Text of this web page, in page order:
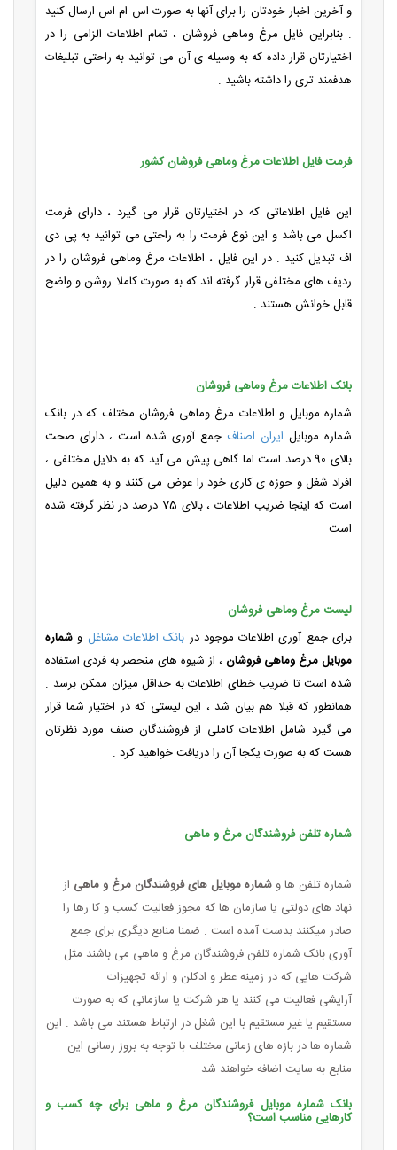
و آخرین اخبار خودتان را برای آنها به صورت اس ام اس ارسال کنید
. بنابراین فایل مرغ وماهی فروشان ، تمام اطلاعات الزامی را در
اختیارتان قرار داده که به وسیله ی آن می توانید به راحتی تبلیغات
هدفمند تری را داشته باشید .
فرمت فایل اطلاعات مرغ وماهی فروشان کشور
این فایل اطلاعاتی که در اختیارتان قرار می گیرد ، دارای فرمت
اکسل می باشد و این نوع فرمت را به راحتی می توانید به پی دی
اف تبدیل کنید . در این فایل ، اطلاعات مرغ وماهی فروشان را در
ردیف های مختلفی قرار گرفته اند که به صورت کاملا روشن و واضح
قابل خوانش هستند .
بانک اطلاعات مرغ وماهی فروشان
شماره موبایل و اطلاعات مرغ وماهی فروشان مختلف که در بانک
شماره موبایل ایران اصناف جمع آوری شده است ، دارای صحت
بالای 90 درصد است اما گاهی پیش می آید که به دلایل مختلفی ،
افراد شغل و حوزه ی کاری خود را عوض می کنند و به همین دلیل
است که اینجا ضریب اطلاعات ، بالای 75 درصد در نظر گرفته شده
است .
لیست مرغ وماهی فروشان
برای جمع آوری اطلاعات موجود در بانک اطلاعات مشاغل و شماره
موبایل مرغ وماهی فروشان ، از شیوه های منحصر به فردی استفاده
شده است تا ضریب خطای اطلاعات به حداقل میزان ممکن برسد .
همانطور که قبلا هم بیان شد ، این لیستی که در اختیار شما قرار
می گیرد شامل اطلاعات کاملی از فروشندگان صنف مورد نظرتان
هست که به صورت یکجا آن را دریافت خواهید کرد .
شماره تلفن فروشندگان مرغ و ماهی
شماره تلفن ها و شماره موبایل های فروشندگان مرغ و ماهی از
نهاد های دولتی یا سازمان ها که مجوز فعالیت کسب و کا رها را
صادر میکنند بدست آمده است . ضمنا منابع دیگری برای جمع
آوری بانک شماره تلفن فروشندگان مرغ و ماهی می باشند مثل
شرکت هایی که در زمینه عطر و ادکلن و ارائه تجهیزات
آرایشی فعالیت می کنند یا هر شرکت یا سازمانی که به صورت
مستقیم یا غیر مستقیم با این شغل در ارتباط هستند می باشد . این
شماره ها در بازه های زمانی مختلف با توجه به بروز رسانی این
منابع به سایت اضافه خواهند شد
بانک شماره موبایل فروشندگان مرغ و ماهی برای چه کسب و
کارهایی مناسب است؟